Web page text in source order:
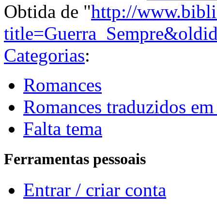
Obtida de "http://
Categorias:
Romances
Romances traduzidos
Falta tema
Ferramentas pessoais
Entrar / criar conta